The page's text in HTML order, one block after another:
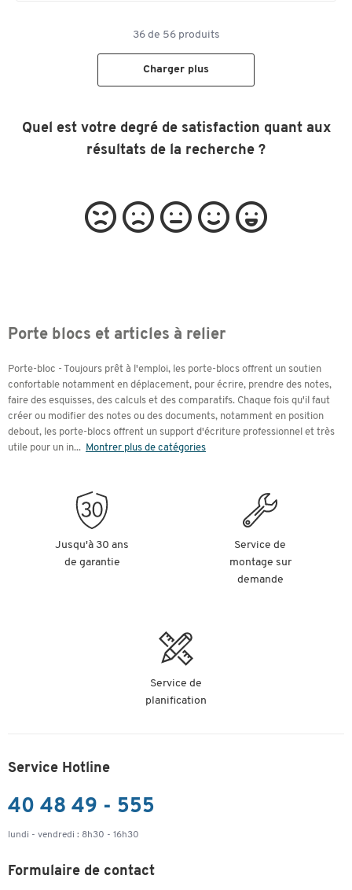
36de 56produits
Charger plus
Quel est votre degré de satisfaction quant aux
résultats de la recherche ?
Porte blocs et articles à relier
Porte-bloc - Toujours prêt à l'emploi, les porte-blocs offrent un soutien
confortable notamment en déplacement, pour écrire, prendre des notes,
faire des esquisses, des calculs et des comparatifs. Chaque fois qu'il faut
créer ou modifier des notes ou des documents, notamment en position
debout, les porte-blocs offrent un support d'écriture professionnel et très
utile pour un in... Montrer plus de catégories
Jusqu'à 30 ans
de garantie
Service de
montage sur
demande
Service de
planification
Service Hotline
40 48 49 - 555
lundi - vendredi : 8h30 - 16h30
Formulaire de contact